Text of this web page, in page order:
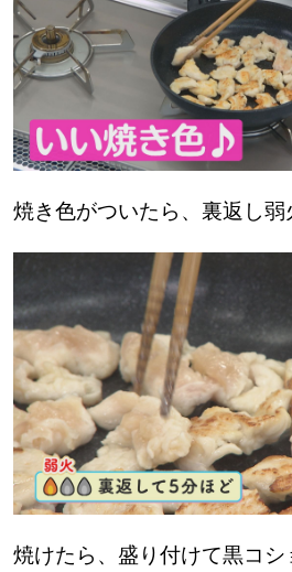
焼き色がついたら、裏返し弱
焼けたら、盛り付けて黒コ